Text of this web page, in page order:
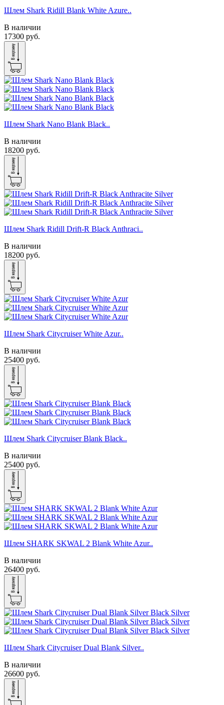
Шлем Shark Ridill Blank White Azure..
В наличии
17300 руб.
Шлем Shark Nano Blank Black..
В наличии
18200 руб.
Шлем Shark Ridill Drift-R Black Anthraci..
В наличии
18200 руб.
Шлем Shark Citycruiser White Azur..
В наличии
25400 руб.
Шлем Shark Citycruiser Blank Black..
В наличии
25400 руб.
Шлем SHARK SKWAL 2 Blank White Azur..
В наличии
26400 руб.
Шлем Shark Citycruiser Dual Blank Silver..
В наличии
26600 руб.